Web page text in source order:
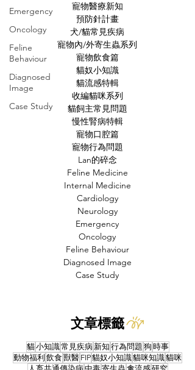
Emergency
Oncology
Feline
Behaviour
Diagnosed
Image
Case Study
寵物醫療新知
預防針計畫
犬/貓常見疾病
寵物內/外寄生蟲系列
寵物飲食篇
貓奴小知識
貓流感特輯
收編貓咪系列
貓飼主常見問題
慢性腎病特輯
寵物口腔篇
寵物行為問題
Lan的碎念
Feline Medicine
Internal Medicine
Cardiology
Neurology
Emergency
Oncology
Feline Behaviour
Diagnosed Image
Case Study
文章標籤
貓小知識常見疾病 新知 行為問題 狗 時事
動物福利 飲食獸醫 FIP貓奴小知識貓咪知識貓咪